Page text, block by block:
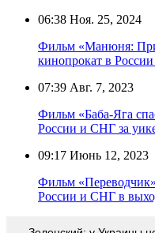
06:38 Ноя. 25, 2024
Фильм «Манюня:
кинопрокат в
07:39 Авг. 7, 2023
Фильм «Баба-Яга
России и СНГ за
09:17 Июнь 12, 2023
Фильм
России и СНГ в